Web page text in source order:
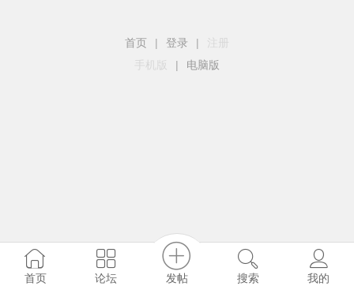
首页 | 登录 |
手机版
| 电脑版
首页 论坛 发帖 搜索 我的